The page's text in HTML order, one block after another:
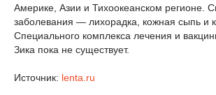
Америке, Азии и Тихоокеанском регионе.
заболевания — лихорадка, кожная сыпь и
Специального комплекса лечения и
Зика пока не существует.
Источник: lenta.ru